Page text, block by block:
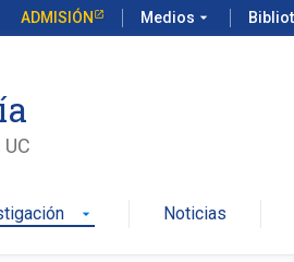
ADMISIÓN Medios arrow_drop_down
arrow_drop_down Noticias